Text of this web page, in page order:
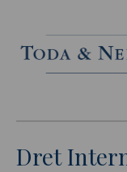
Cat
Dret